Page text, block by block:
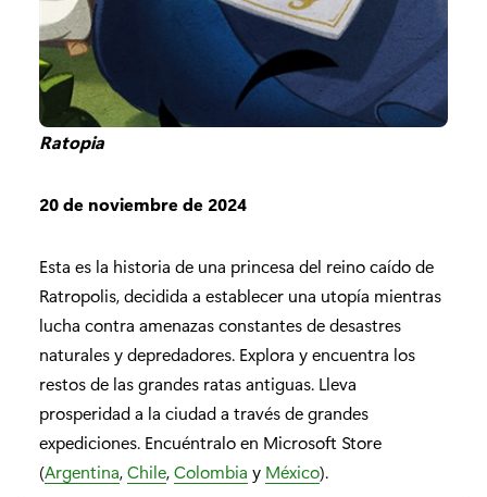
Ratopia
20 de noviembre de 2024
Esta es la historia de una princesa del reino caído de
Ratropolis, decidida a establecer una utopía mientras
lucha contra amenazas constantes de desastres
naturales y depredadores. Explora y encuentra los
restos de las grandes ratas antiguas. Lleva
prosperidad a la ciudad a través de grandes
expediciones. Encuéntralo en Microsoft Store
(Argentina,Chile,Colombia y México).